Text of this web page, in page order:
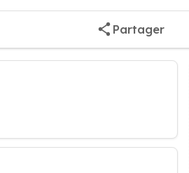
Partager